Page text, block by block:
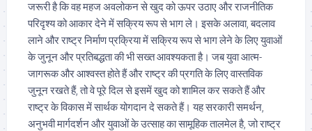
जरूरी है कि वह महज अवलोकन से खुद को ऊपर उठाए और राजनीतिक
परिदृश्य को आकार देने में सक्रिय रूप से भाग ले। इसके अलावा, बदलाव
लाने और राष्ट्र निर्माण प्रक्रिया में सक्रिय रूप से भाग लेने के लिए युवाओं
के जुनून और प्रतिबद्धता की भी सख्त आवश्यकता है। जब युवा आत्म-
जागरूक और आश्वस्त होते हैं और राष्ट्र की प्रगति के लिए वास्तविक
जुनून रखते हैं, तो वे पूरे दिल से इसमें खुद को शामिल कर सकते हैं और
राष्ट्र के विकास में सार्थक योगदान दे सकते हैं। यह सरकारी समर्थन,
अनुभवी मार्गदर्शन और युवाओं के उत्साह का सामूहिक तालमेल है, जो राष्ट्र